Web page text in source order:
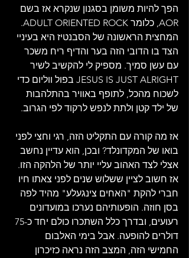
הפך להיות משומן בסגנון שנקרא אז בשם
AOR, כלומר ADULT ORIENTED ROCK.
המחצית הראשונה של הסבנטיז היא בעיניי
הצד בו הדובי הזה בער והדיף ריח משכר
עם עשן סמיך. מספיק לי להקשיב לשיר
JESUS IS JUST ALRIGHT בפול ווליום כדי
לשכוח מהכל, לתופף באוויר בהתלהבות
של ילד קטן ולתת לנפש לרקוד לפי הגרוב.
אז מה קורה עם התקליט הזה, רגי וחצי לפני
בואו של המקדונלד? ובכן, הוא עדיין נחשב
אצלי לצד האהוב עליי יותר של הלהקה הזו.
אז חשוב לציין ששלוש שנים לפני צאתו חיו
חברי להקת "האחים צינגעלע" מהיד לפה
בסן חוזה. הופעותיהם נערכו במועדונים
דולרים להופעה. אבל בימי האלבום
החמישי הזה, המצב הזה נראה כזיכרון